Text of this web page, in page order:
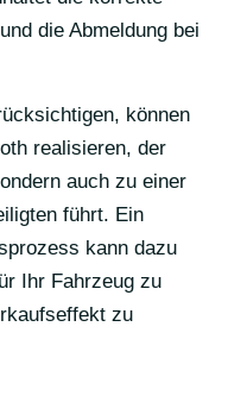
die Abmeldung bei
können
realisieren, der
auch zu einer
führt. Ein
kann dazu
Ihr Fahrzeug zu
zu